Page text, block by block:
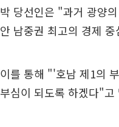
박 당선인은 "과거 광양
안 남중권 최고의 경제
이를 통해 "'호남 제1의
부심이 되도록 하겠다"고